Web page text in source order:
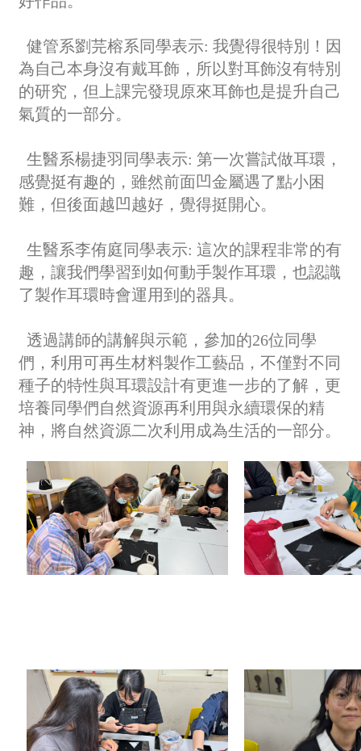
健管系劉芫榕系同學表示: 我覺得很特別！因
為自己本身沒有戴耳飾，所以對耳飾沒有特別
的研究，但上課完發現原來耳飾也是提升自己
氣質的一部分。
生醫系楊捷羽同學表示: 第一次嘗試做耳環，
感覺挺有趣的，雖然前面凹金屬遇了點小困
難，但後面越凹越好，覺得挺開心。
生醫系李侑庭同學表示: 這次的課程非常的有
趣，讓我們學習到如何動手製作耳環，也認識
了製作耳環時會運用到的器具。
透過講師的講解與示範，參加的26位同學
們，利用可再生材料製作工藝品，不僅對不同
種子的特性與耳環設計有更進一步的了解，更
培養同學們自然資源再利用與永續環保的精
神，將自然資源二次利用成為生活的一部分。